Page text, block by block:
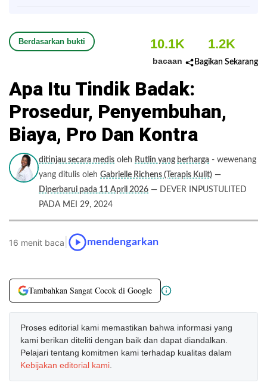
Berdasarkan bukti 10.1K
bacaan
1.2K
Bagikan Sekarang
Apa Itu Tindik Badak:
Prosedur, Penyembuhan,
Biaya, Pro Dan Kontra
ditinjau secara medis oleh Rutlin yang berharga - wewenang
yang ditulis oleh Gabrielle Richens (Terapis Kulit) —
Diperbarui pada 11 April 2026 — DEVER INPUSTULITED
PADA MEI 29, 2024
16 menit baca mendengarkan
Tambahkan Sangat Cocok di Google
Proses editorial kami memastikan bahwa informasi yang
kami berikan diteliti dengan baik dan dapat diandalkan.
Pelajari tentang komitmen kami terhadap kualitas dalam
Kebijakan editorial kami